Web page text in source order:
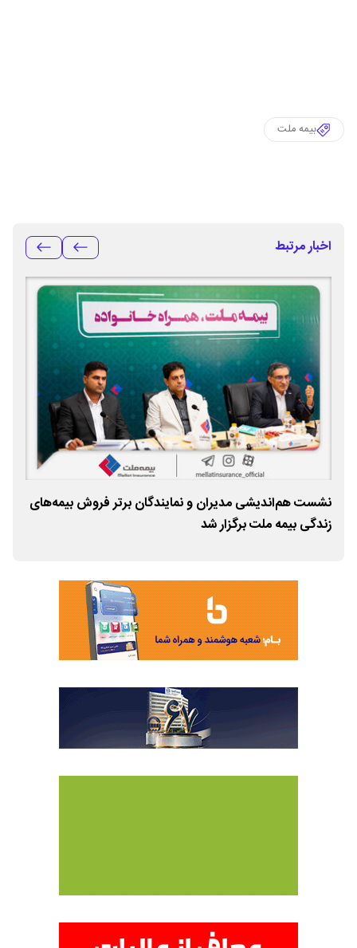
بیمه ملت
اخبار مرتبط
نشست هم‌اندیشی مدیران و نمایندگان برتر فروش بیمه‌های
زندگی بیمه ملت برگزار شد